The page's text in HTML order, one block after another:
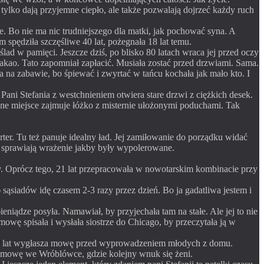
tylko dają przyjemne ciepło, ale także pozwalają dojrzeć każdy ruch
Bo nie ma nic trudniejszego dla matki, jak pochować syna. A
szczęśliwe 40 lat, pożegnała 18 lat temu.
w pamięci. Jeszcze dziś, po blisko 80 latach wraca jej przed oczy
Tato zapomniał zapłacić. Musiała zostać przed drzwiami. Sama.
zabawie, bo śpiewać i zwyrtać w tańcu kochała jak mało kto. I
Stefania z westchnieniem otwiera stare drzwi z ciężkich desek.
miejsce zajmuje łóżko z misternie ułożonymi poduchami. Tak
Tu też panuje idealny ład. Jej zamiłowanie do porządku widać
wrażenie jakby były wypolerowane.
Oprócz tego, 21 lat przepracowała w nowotarskim kombinacie przy
idę czasem 2-3 razy przez dzień. Bo ja gadatliwa jestem i
posyła. Namawiał, by przyjechała tam na stałe. Ale jej to nie
spisała i wysłała siostrze do Chicago, by przeczytała ją w
wygłasza mowę przed wyprowadzeniem młodych z domu.
we Wróblówce, gdzie kolejny wnuk się żeni.